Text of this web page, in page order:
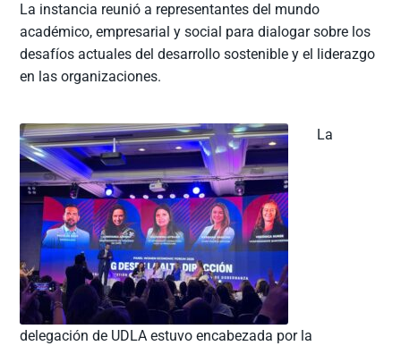
La instancia reunió a representantes del mundo
académico, empresarial y social para dialogar sobre los
desafíos actuales del desarrollo sostenible y el liderazgo
en las organizaciones.
La
delegación de UDLA estuvo encabezada por la